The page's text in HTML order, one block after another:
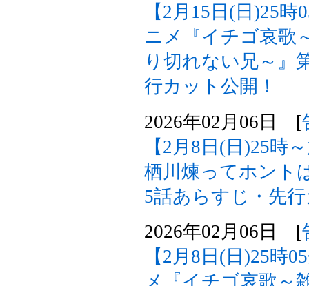
【2月15日(日)25
ニメ『イチゴ哀歌
り切れない兄～
行カット公開！
2026年02月06日 [
【2月8日(日)25時
栖川煉ってホント
5話あらすじ・先
2026年02月06日 [
【2月8日(日)25時
メ『イチゴ哀歌～